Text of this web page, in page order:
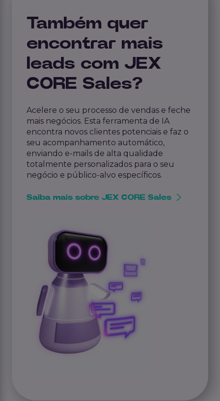
Também quer
encontrar mais
leads com JEX
CORE Sales?
Acelere o seu processo de vendas e feche
mais negócios. Esta ferramenta de IA
encontra novos clientes potenciais e faz o
seu acompanhamento automático,
enviando e-mails de alta qualidade
totalmente personalizados para o seu
negócio e público-alvo específicos.
Saiba mais sobre JEX CORE Sales